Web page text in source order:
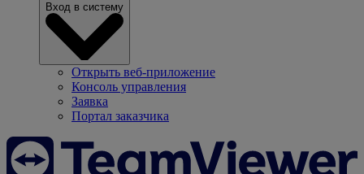
Вход в систему
Открыть веб-приложение
Консоль управления
Заявка
Портал заказчика